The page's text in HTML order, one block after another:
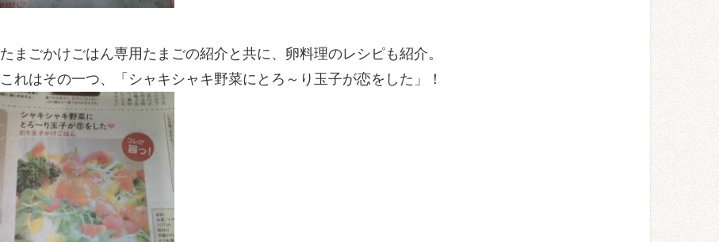
たまごかけごはん専用たまごの紹介と共に、 卵料理のレシピも紹介。
これはその一つ、「シャキシャキ野菜にとろ～り玉子が恋をした」！